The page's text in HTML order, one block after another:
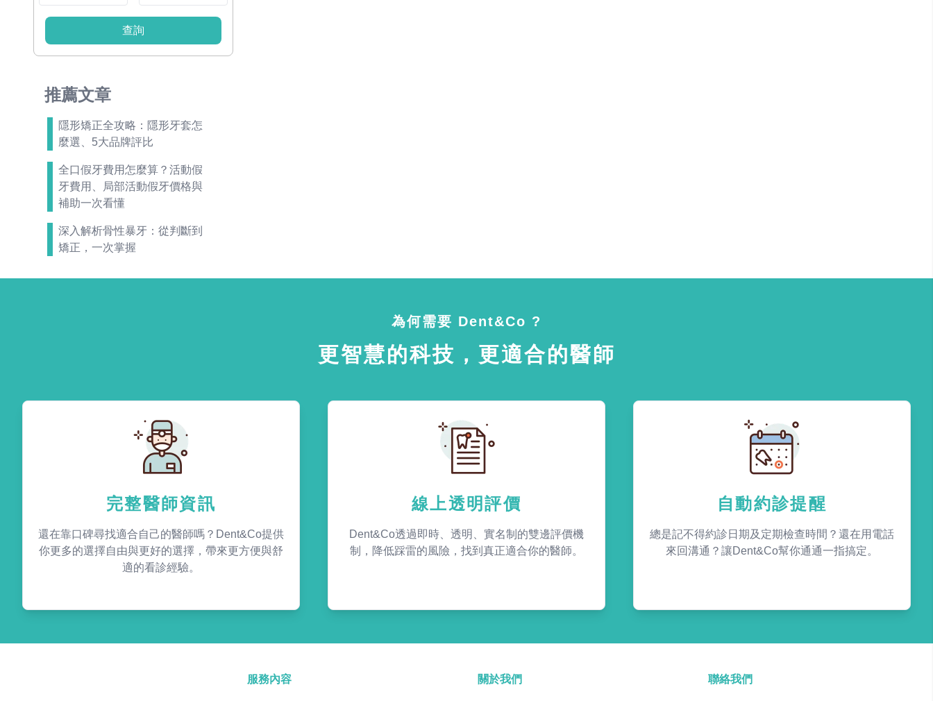
查詢
推薦文章
隱形矯正全攻略：隱形牙套怎
麼選、5大品牌評比
全口假牙費用怎麼算？活動假
牙費用、局部活動假牙價格與
補助一次看懂
深入解析骨性暴牙：從判斷到
矯正，一次掌握
為何需要 Dent&Co ?
更智慧的科技，更適合的醫師
完整醫師資訊
還在靠口碑尋找適合自己的醫師嗎？Dent&Co提供
你更多的選擇自由與更好的選擇，帶來更方便與舒
適的看診經驗。
線上透明評價
Dent&Co透過即時、透明、實名制的雙邊評價機
制，降低踩雷的風險，找到真正適合你的醫師。
自動約診提醒
總是記不得約診日期及定期檢查時間？還在用電話
來回溝通？讓Dent&Co幫你通通一指搞定。
服務內容 關於我們 聯絡我們